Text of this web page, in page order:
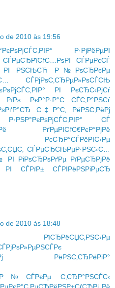
de 2010 às 19:56
Р·РјРёРµРІ
СЃРµСЂРїСѓС…РѕРІ
СЃРµРєСЃ
РІ РЅСЊСЋ Р№РѕСЂРєРµ
СЃРјРѕС‚СЂРµР»РѕСЃСЊ
РІ РєСЂС‹РјСѓ
РїРѕ РєР°Р·Р°С…СЃС‚Р°РЅСѓ
С‡Р°С‚ РёРЅС‚РёРј
Р·РЅР°РєРѕРјСЃС‚РІР° СЃ
РґРµРІСѓС€РєР°РјРё
РєСЂР°СЃРёРІС‹Рµ
СЃРµСЂСЊРµР·РЅС‹С…
РіРѕСЂРѕРґРµ РїРµСЂРјРё
РІ СЃРїР± СЃРІРёРЅРіРµСЂ
de 2010 às 18:48
РїСЂРёСЏС‚РЅС‹Рµ
РёРЅС‚СЂРёРіР°
С‚СЂР°РЅСЃС‹